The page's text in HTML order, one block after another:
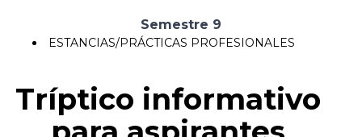
Semestre 9
ESTANCIAS/PRÁCTICAS PROFESIONALES
Tríptico informativo